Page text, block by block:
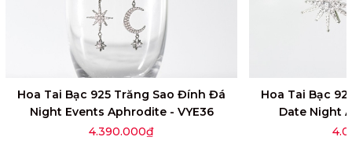
Hoa Tai Bạc 925 Trăng Sao Đính Đá
Night Events Aphrodite - VYE36
4.390.000₫
Hoa Tai Bạc
Date Night